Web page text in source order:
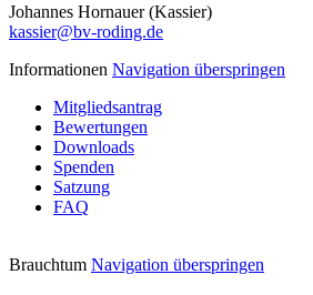
Johannes Hornauer (Kassier)
kassier@bv-roding.de
Informationen Navigation überspringen
Mitgliedsantrag
Bewertungen
Downloads
Spenden
Satzung
FAQ
Brauchtum Navigation überspringen